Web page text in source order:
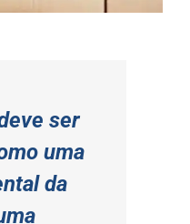
ser
uma
da